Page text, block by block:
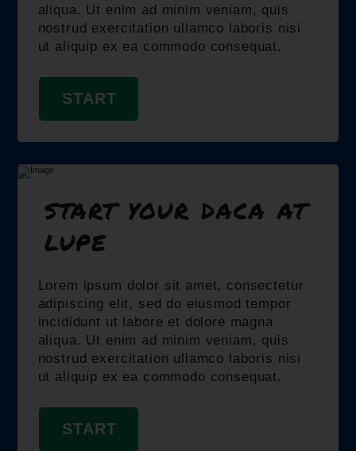
aliqua. Ut enim ad minim veniam, quis
nostrud exercitation ullamco laboris nisi
ut aliquip ex ea commodo consequat.
START
start your daca at
lupe
Lorem ipsum dolor sit amet, consectetur
adipiscing elit, sed do eiusmod tempor
incididunt ut labore et dolore magna
aliqua. Ut enim ad minim veniam, quis
nostrud exercitation ullamco laboris nisi
ut aliquip ex ea commodo consequat.
START